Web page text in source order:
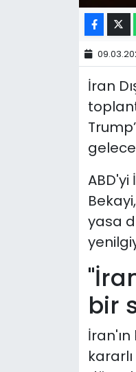
İran
yasa
bir